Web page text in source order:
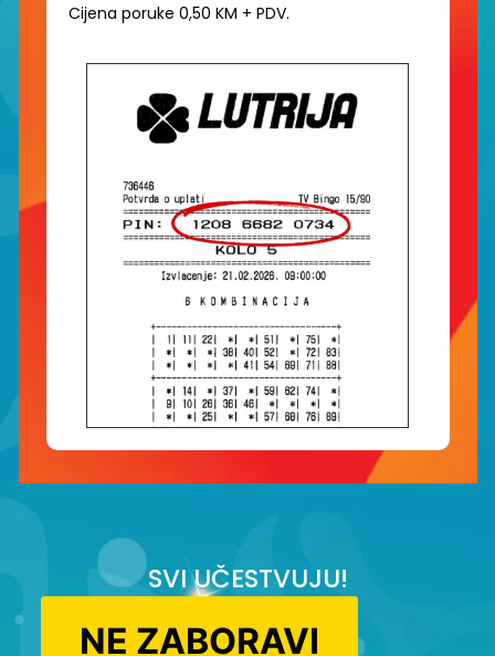
Cijena poruke 0,50 KM + PDV.
SVI UČESTVUJU!
NE ZABORAVI